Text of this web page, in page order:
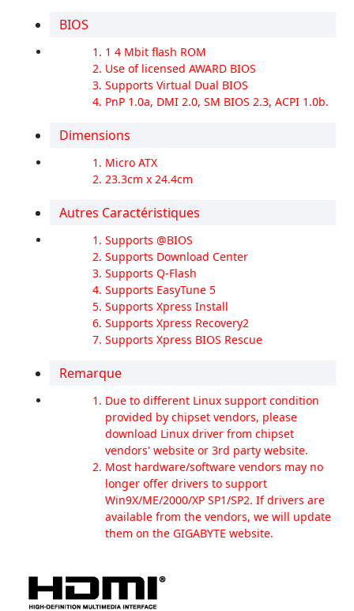
BIOS
1 4 Mbit flash ROM
Use of licensed AWARD BIOS
Supports Virtual Dual BIOS
PnP 1.0a, DMI 2.0, SM BIOS 2.3, ACPI 1.0b.
Dimensions
Micro ATX
23.3cm x 24.4cm
Autres Caractéristiques
Supports @BIOS
Supports Download Center
Supports Q-Flash
Supports EasyTune 5
Supports Xpress Install
Supports Xpress Recovery2
Supports Xpress BIOS Rescue
Remarque
Due to different Linux support condition
provided by chipset vendors, please
download Linux driver from chipset
vendors' website or 3rd party website.
Most hardware/software vendors may no
longer offer drivers to support
Win9X/ME/2000/XP SP1/SP2. If drivers are
available from the vendors, we will update
them on the GIGABYTE website.